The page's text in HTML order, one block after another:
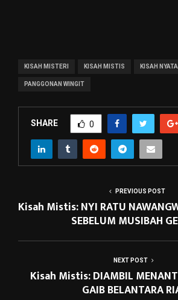
KISAH MISTERI KISAH MISTIS KISAH NYATA
PANGGONAN WINGIT
SHARE 0
PREVIOUS POST
Kisah Mistis: NYI RATU
SEBELUM MUSIBAH
NEXT POST
Kisah Mistis: DIAMBIL
GAIB BELANTARA